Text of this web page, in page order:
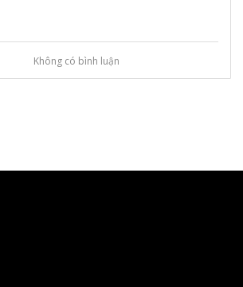
Không có bình luận